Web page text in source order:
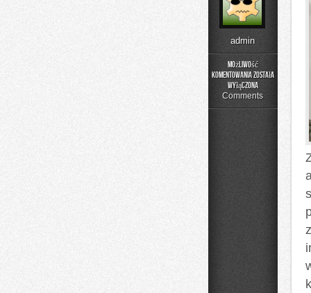
admin
Możliwość
komentowania
Domowe
została
wyłączona
Comments